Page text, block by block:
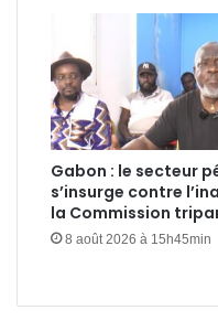
Gabon : le secteur
s’insurge contre
la Commission
8 août 2026 à 15h45min